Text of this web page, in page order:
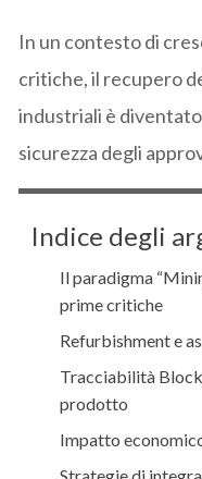
In un contesto di
critiche, il recupero
industriali è
sicurezza degli
Indice degli
Il paradigma
prime critiche
Refurbishment e
Tracciabilità
prodotto
Impatto